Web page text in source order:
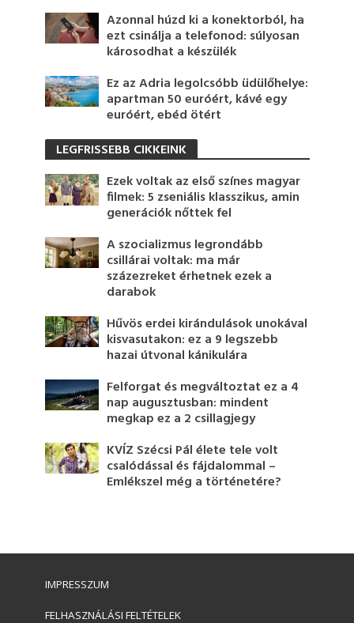
Azonnal húzd ki a konektorból, ha
ezt csinálja a telefonod: súlyosan
károsodhat a készülék
Ez az Adria legolcsóbb üdülőhelye:
apartman 50 euróért, kávé egy
euróért, ebéd ötért
LEGFRISSEBB CIKKEINK
Ezek voltak az első színes magyar
filmek: 5 zseniális klasszikus, amin
generációk nőttek fel
A szocializmus legrondább
csillárai voltak: ma már
százezreket érhetnek ezek a
darabok
Hűvös erdei kirándulások unokával
kisvasutakon: ez a 9 legszebb
hazai útvonal kánikulára
Felforgat és megváltoztat ez a 4
nap augusztusban: mindent
megkap ez a 2 csillagjegy
KVÍZ Szécsi Pál élete tele volt
csalódással és fájdalommal –
Emlékszel még a történetére?
IMPRESSZUM
FELHASZNÁLÁSI FELTÉTELEK